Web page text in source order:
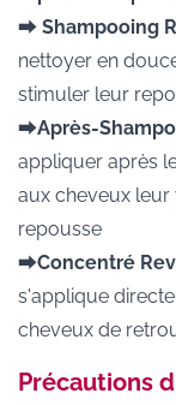
⮕ Shampooing
nettoyer en
stimuler leur
⮕Après-
appliquer après
aux cheveux
repousse ​
⮕Concentré
s'applique
cheveux de
Précautions